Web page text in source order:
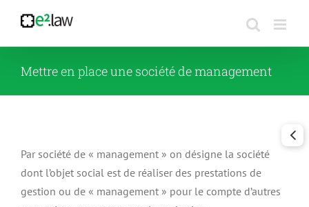
contenu
Mettre en place une société de management
Par société de « management » on désigne la société
dont l’objet social est de réaliser des prestations de
gestion ou de « management » pour le compte d’autres